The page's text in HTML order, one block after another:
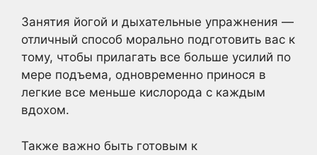
Занятия йогой и дыхательные упражнения —
отличный способ морально подготовить вас к
тому, чтобы прилагать все больше усилий по
мере подъема, одновременно принося в
легкие все меньше кислорода с каждым
вдохом.
Также важно быть готовым к